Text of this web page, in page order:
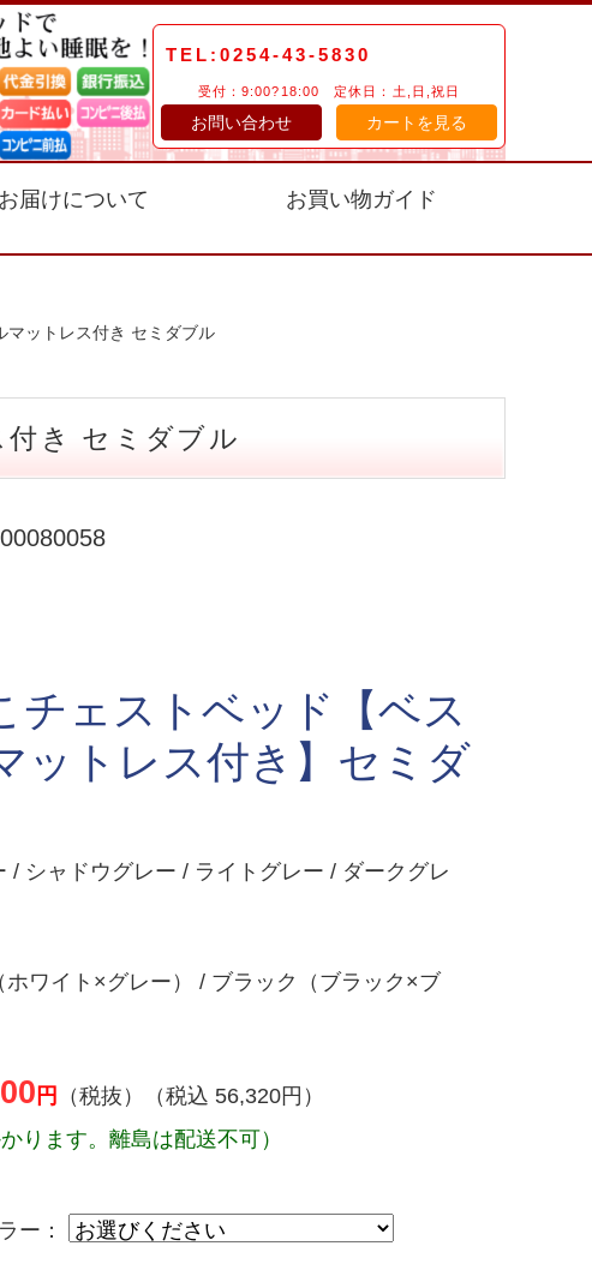
TEL:0254-43-5830
受付：9:00?18:00 定休日：土,日,祝日
お問い合わせ カートを見る
お届けについて お買い物ガイド
マットレス付き セミダブル
き セミダブル
チェストベッド【ベス
ットレス付き】セミダ
/ シャドウグレー / ライトグレー / ダークグレ
ワイト×グレー） / ブラック（ブラック×ブ
円
（税抜）（税込 56,320円）
ります。離島は配送不可）
ー：